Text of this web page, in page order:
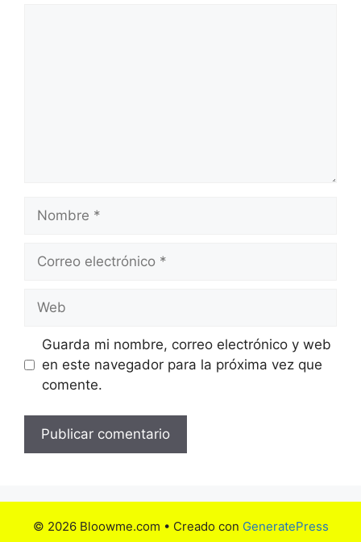
electrónico
Guarda mi nombre, correo electrónico y web
en este navegador para la próxima vez que
comente.
© 2026 Bloowme.com • Creado con GeneratePress